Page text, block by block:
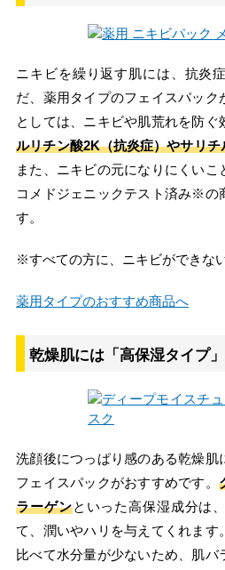
ニキビを繰り返す肌には、抗炎
だ、薬用タイプのフェイスパッ
としては、ニキビや肌荒れを防ぐ
ルリチン酸2K（抗炎症）やサリチ
また、ニキビの元になりにくい
コメドジェニックテスト済み※の
す。
※すべての方に、ニキビができな
薬用タイプのおすすめ商品へ
乾燥肌には「高保湿タイプ」
洗顔後につっぱり感のある乾燥肌
フェイスパックがおすすめです。
ラーゲンといった高保湿成分は
て、潤いやハリを与えてくれます
比べて水分量が少ないため、肌バ